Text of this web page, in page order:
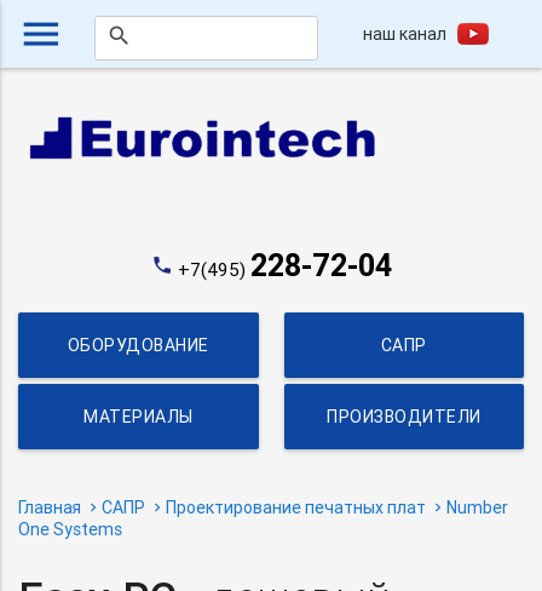
menu search наш канал
phone +7(495) 228-72-04
ОБОРУДОВАНИЕ САПР
МАТЕРИАЛЫ ПРОИЗВОДИТЕЛИ
Главная САПР Проектирование печатных плат
Number
One Systems